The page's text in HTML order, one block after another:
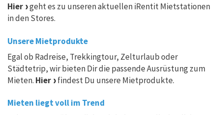
Hier geht es zu unseren aktuellen iRentit Mietstationen
in den Stores.
Unsere Mietprodukte
Egal ob Radreise, Trekkingtour, Zelturlaub oder
Städtetrip, wir bieten Dir die passende Ausrüstung zum
Mieten. Hier findest Du unsere Mietprodukte.
Mieten liegt voll im Trend